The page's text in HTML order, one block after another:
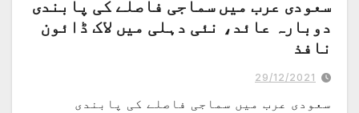
سعودی عرب میں سماجی فاصلے کی پابندی
دوبارہ عائد، نئی دہلی میں لاک ڈائون
نافذ
29/12/2021
سعودی عرب میں سماجی فاصلے کی پابندی